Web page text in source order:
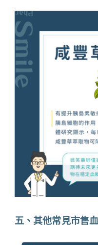
五、其他常見市售